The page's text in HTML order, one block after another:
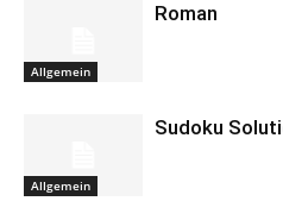
Allgemein
Roman
Allgemein
Sudoku